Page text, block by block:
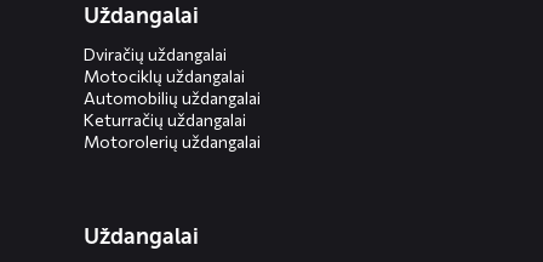
Uždangalai
Dviračių uždangalai
Motociklų uždangalai
Automobilių uždangalai
Keturračių uždangalai
Motorolerių uždangalai
Uždangalai